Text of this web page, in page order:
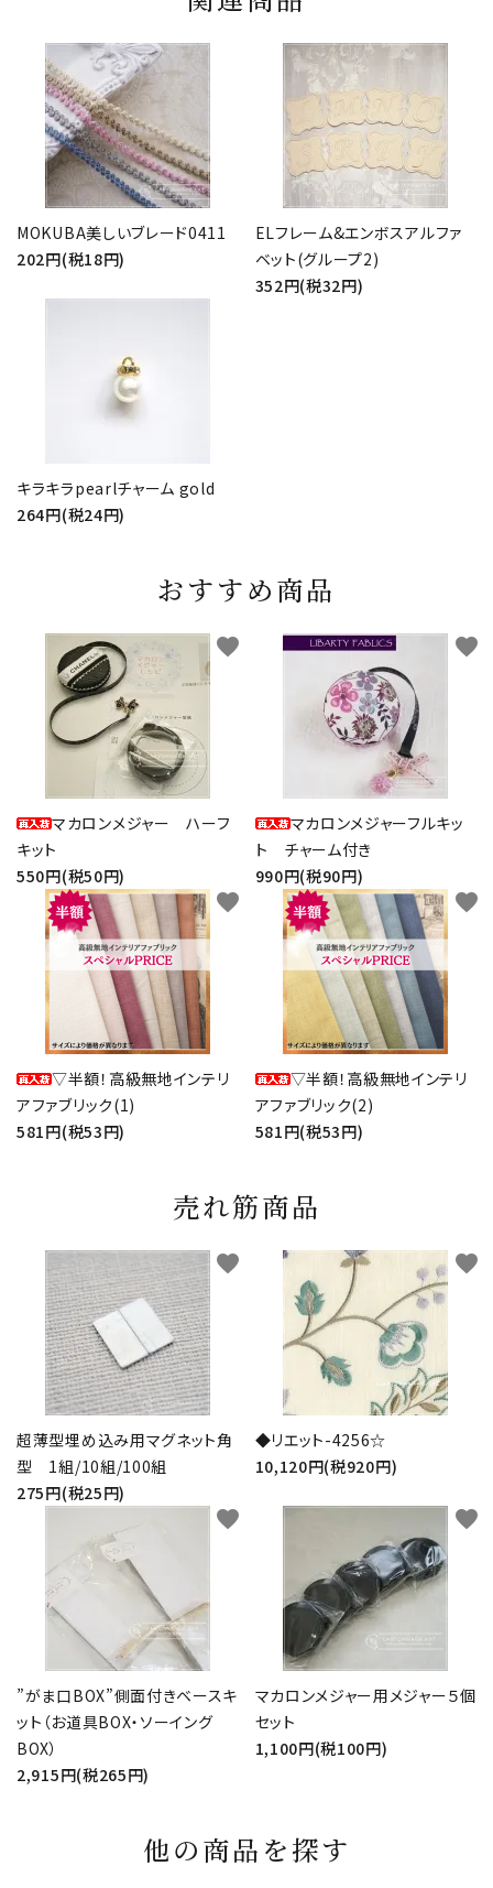
MOKUBA美しいブレード0411
202円(税18円)
ELフレーム&エンボスアルファ
ベット(グループ2)
352円(税32円)
キラキラpearlチャーム gold
264円(税24円)
おすすめ商品
マカロンメジャー ハーフ
キット
550円(税50円)
favorite
マカロンメジャーフルキッ
ト チャーム付き
990円(税90円)
favorite
▽半額！高級無地インテリ
アファブリック(1)
581円(税53円)
favorite
▽半額！高級無地インテリ
アファブリック(2)
581円(税53円)
favorite
売れ筋商品
超薄型埋め込み用マグネット角
型 1組/10組/100組
275円(税25円)
favorite
◆リエット-4256☆
10,120円(税920円)
favorite
”がま口BOX”側面付きベースキ
ット（お道具BOX・ソーイング
BOX）
2,915円(税265円)
favorite
マカロンメジャー用メジャー５個
セット
1,100円(税100円)
favorite
他の商品を探す